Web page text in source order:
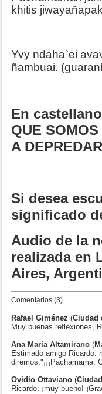
khitis
Yvy ndaha`ei
ñambuai.
En
QUE
A
Si desea
significado
Audio de la
realizada en
Aires,
Comentarios (3)
Rafael Giménez (Ciudad
Muy buenas reflexiones,
Ana María Altamirano (
Estimado amigo Ricardo:
Ovidio Ottaviano (
Ricardo: ¡muy bueno!